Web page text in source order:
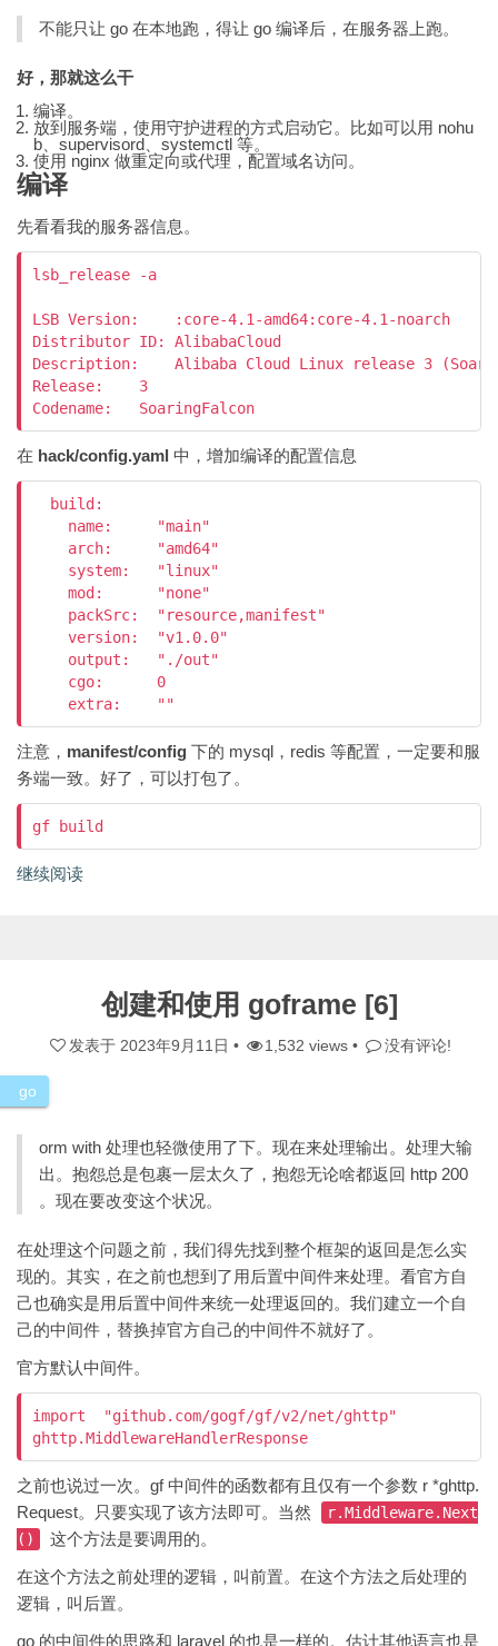
不能只让 go 在本地跑，得让 go 编译后，在服务器上跑。
好，那就这么干
编译。
放到服务端，使用守护进程的方式启动它。比如可以用 nohu
b、supervisord、systemctl 等。
使用 nginx 做重定向或代理，配置域名访问。
编译
先看看我的服务器信息。
lsb_release -a
LSB Version:    :core-4.1-amd64:core-4.1-noarch
Distributor ID: AlibabaCloud
Description:    Alibaba Cloud Linux release 3
Release:    3
Codename:   SoaringFalcon
在 hack/config.yaml 中，增加编译的配置信息
  build:
    name:     "main"
    arch:     "amd64"
    system:   "linux"
    mod:      "none"
    packSrc:  "resource,manifest"
    version:  "v1.0.0"
    output:   "./out"
    cgo:      0
    extra:    ""
注意， manifest/config 下的 mysql，redis 等配置，一定要和服
务端一致。好了，可以打包了。
gf build
继续阅读
创建和使用 goframe [6]
发表于 2023年9月11日 • 1,532 views • 没有评论!
go
orm with 处理也轻微使用了下。现在来处理输出。处理大输
出。抱怨总是包裹一层太久了，抱怨无论啥都返回 http 200
。现在要改变这个状况。
在处理这个问题之前，我们得先找到整个框架的返回是怎么实
现的。其实，在之前也想到了用后置中间件来处理。看官方自
己也确实是用后置中间件来统一处理返回的。我们建立一个自
己的中间件，替换掉官方自己的中间件不就好了。
官方默认中间件。
import  "github.com/gogf/gf/v2/net/ghttp"
ghttp.MiddlewareHandlerResponse
之前也说过一次。gf 中间件的函数都有且仅有一个参数 r *ghttp.
Request。只要实现了该方法即可。当然
r.Middleware.Next
()
这个方法是要调用的。
在这个方法之前处理的逻辑，叫前置。在这个方法之后处理的
逻辑，叫后置。
go 的中间件的思路和 laravel 的也是一样的。估计其他语言也是